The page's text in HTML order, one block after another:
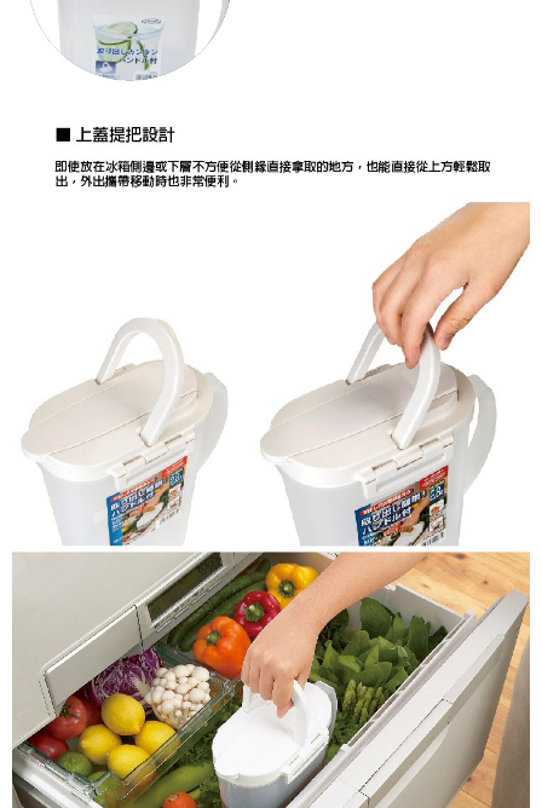
易，需依本服務之必要範圍內提供個人資料，並將交易相關給付款項請求債
權轉讓予恩沛科技股份有限公司。
２．關於個人資料處理事宜，請瀏覽以下網址：
https://aftee.tw/terms/#terms3
任。
４．使用「AFTEE先享後付」時，將依據個別帳號之用戶狀況，依本公司即
時審查核予不同之上限額度；若仍有額度不足之情形，本公司將視審查結果
５．嚴禁一人註冊多個帳號或使用他人資訊註冊。若發現惡意使用之情形，
恩沛科技股份有限公司將有權停止該用戶之使用額度並採取法律行動。